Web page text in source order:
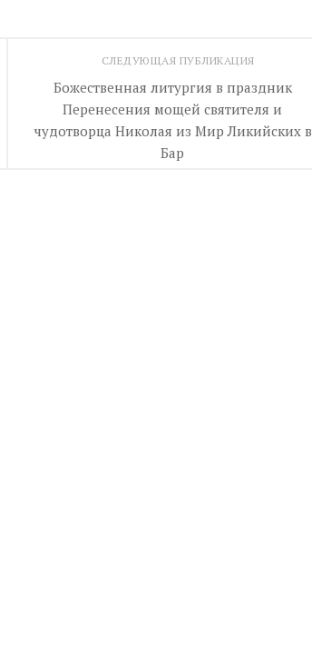
СЛЕДУЮЩАЯ ПУБЛИКАЦИЯ
Божественная литургия в праздник
Перенесения мощей святителя и
чудотворца Николая из Мир Ликийских в
Бар